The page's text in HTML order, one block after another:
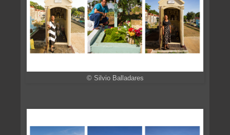
© Silvio Balladares